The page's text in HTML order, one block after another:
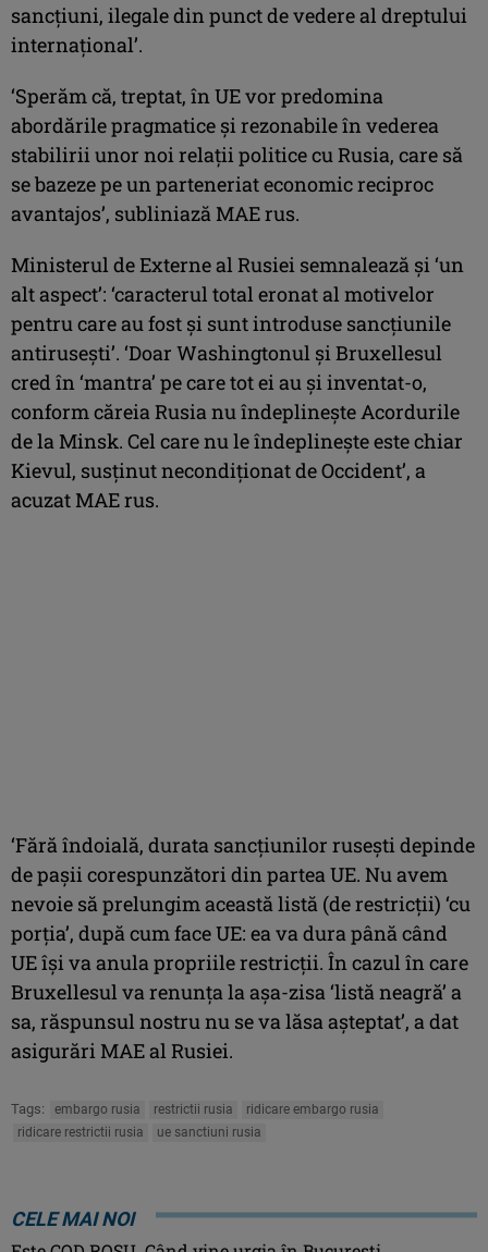
sancţiuni, ilegale din punct de vedere al dreptului
internaţional’.
‘Sperăm că, treptat, în UE vor predomina
abordările pragmatice şi rezonabile în vederea
stabilirii unor noi relaţii politice cu Rusia, care să
se bazeze pe un parteneriat economic reciproc
avantajos’, subliniază MAE rus.
Ministerul de Externe al Rusiei semnalează şi ‘un
alt aspect’: ‘caracterul total eronat al motivelor
pentru care au fost şi sunt introduse sancţiunile
antiruseşti’. ‘Doar Washingtonul şi Bruxellesul
cred în ‘mantra’ pe care tot ei au şi inventat-o,
conform căreia Rusia nu îndeplineşte Acordurile
de la Minsk. Cel care nu le îndeplineşte este chiar
Kievul, susţinut necondiţionat de Occident’, a
acuzat MAE rus.
‘Fără îndoială, durata sancţiunilor ruseşti depinde
de paşii corespunzători din partea UE. Nu avem
nevoie să prelungim această listă (de restricţii) ‘cu
porţia’, după cum face UE: ea va dura până când
UE îşi va anula propriile restricţii. În cazul în care
Bruxellesul va renunţa la aşa-zisa ‘listă neagră’ a
sa, răspunsul nostru nu se va lăsa aşteptat’, a dat
asigurări MAE al Rusiei.
Tags: embargo rusia restrictii rusia
ridicare embargo rusia
ridicare restrictii rusia
ue sanctiuni rusia
CELE MAI NOI